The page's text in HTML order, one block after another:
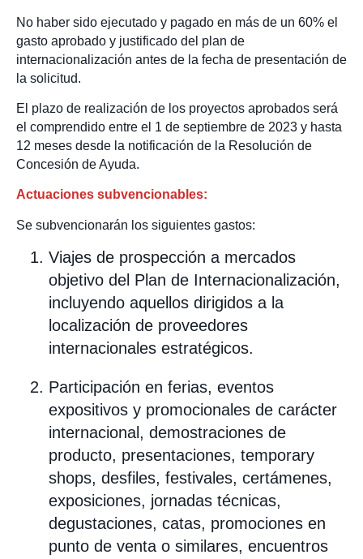
No haber sido ejecutado y pagado en más de un 60% el
gasto aprobado y justificado del plan de
internacionalización antes de la fecha de presentación de
la solicitud.
El plazo de realización de los proyectos aprobados será
el comprendido entre el 1 de septiembre de 2023 y hasta
12 meses desde la notificación de la Resolución de
Concesión de Ayuda.
Actuaciones subvencionables:
Se subvencionarán los siguientes gastos:
Viajes de prospección a mercados
objetivo del Plan de Internacionalización,
incluyendo aquellos dirigidos a la
localización de proveedores
internacionales estratégicos.
Participación en ferias, eventos
expositivos y promocionales de carácter
internacional, demostraciones de
producto, presentaciones, temporary
shops, desfiles, festivales, certámenes,
exposiciones, jornadas técnicas,
degustaciones, catas, promociones en
punto de venta o similares, encuentros